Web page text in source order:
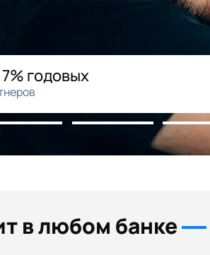
Начальный взнос 0%
в любом банке